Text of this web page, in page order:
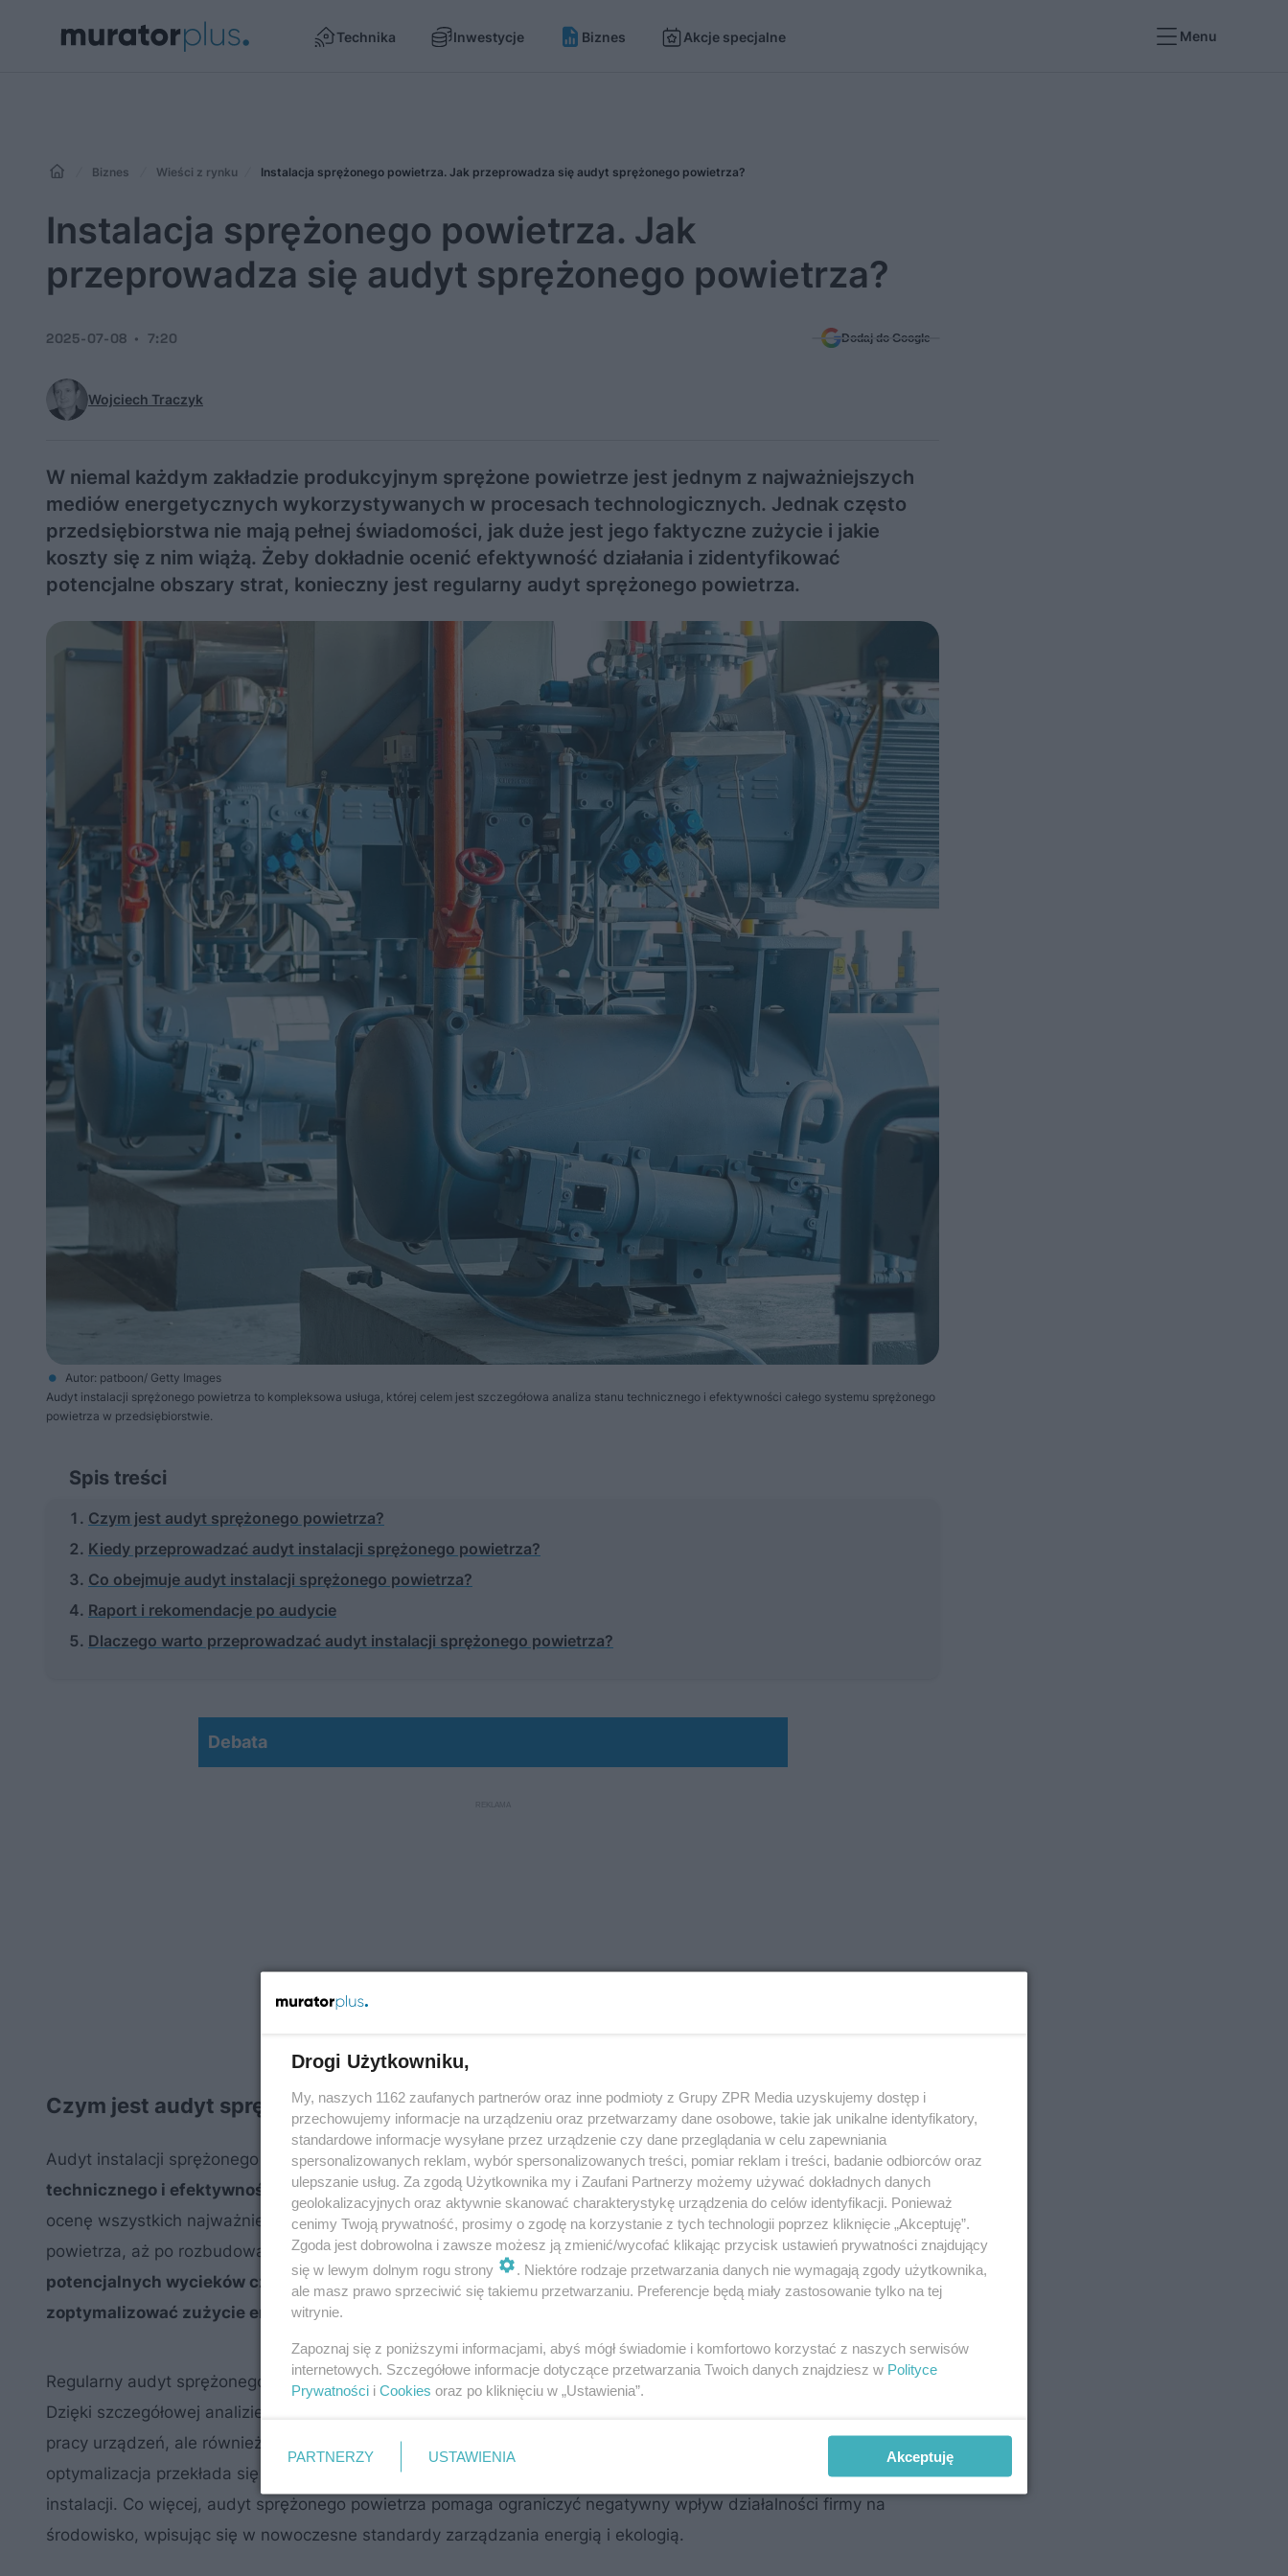
Technika Inwestycje Biznes Akcje specjalne Menu
Biznes Wieści z rynku Instalacja sprężonego powietrza. Jak przeprowadza się audyt sprężonego powietrza?
Instalacja sprężonego powietrza. Jak
przeprowadza się audyt sprężonego powietrza?
Wojciech Traczyk
2025-07-08 7:20 Dodaj do Google
W niemal każdym zakładzie produkcyjnym sprężone powietrze jest jednym z najważniejszych
mediów energetycznych wykorzystywanych w procesach technologicznych. Jednak często
przedsiębiorstwa nie mają pełnej świadomości, jak duże jest jego faktyczne zużycie i jakie
koszty się z nim wiążą. Żeby dokładnie ocenić efektywność działania i zidentyfikować
potencjalne obszary strat, konieczny jest regularny audyt sprężonego powietrza.
Autor: patboon/ Getty Images
Audyt instalacji sprężonego powietrza to kompleksowa usługa, której celem jest szczegółowa analiza stanu technicznego i efektywności całego systemu sprężonego
powietrza w przedsiębiorstwie.
Spis treści
Czym jest audyt sprężonego powietrza?
Kiedy przeprowadzać audyt instalacji sprężonego powietrza?
Co obejmuje audyt instalacji sprężonego powietrza?
Raport i rekomendacje po audycie
Dlaczego warto przeprowadzać audyt instalacji sprężonego powietrza?
Debata
Czym jest audyt sprężonego powietrza?
Audyt instalacji sprężonego powietrza to kompleksowa usługa, której celem jestszczegółowa analiza stanu
technicznego i efektywności całego systemu sprężonego powietrza w przedsiębiorstwie. Proces ten obejmuje
ocenę wszystkich najważniejszych elementów instalacji: od sprężarek, przez systemy uzdatniania i magazynowania
powietrza, aż po rozbudowaną sieć dystrybucji. Audyt sprężonego powietrza pozwala nie tylko nawykrycie
potencjalnych wycieków czy uszkodzeń
, ale także na identyfikację obszarów, w których można
zoptymalizować zużycie energii i ograniczyć koszty eksploatacji
Regularny audyt sprężonego powietrza jest kluczem do efektywnego zarządzania energią i kosztami produkcji.
Dzięki szczegółowej analizie można nie tylko zredukować straty wynikające z nieszczelności czy nieprawidłowej
pracy urządzeń, ale również dostosować parametry systemu do realnych potrzeb zakładu. Odpowiednia
optymalizacja przekłada się na niższe rachunki za energię, mniejsze zużycie komponentów i wyższą niezawodność
instalacji. Co więcej, audyt sprężonego powietrza pomaga ograniczyć negatywny wpływ działalności firmy na
środowisko, wpisując się w nowoczesne standardy zarządzania energią i ekologią.
Drogi Użytkowniku,
My, naszych 1162 zaufanych partnerów oraz inne podmioty z Grupy ZPR Media uzyskujemy dostęp i
przechowujemy informacje na urządzeniu oraz przetwarzamy dane osobowe, takie jak unikalne identyfikatory,
standardowe informacje wysyłane przez urządzenie czy dane przeglądania w celu zapewniania
spersonalizowanych reklam, wybór spersonalizowanych treści, pomiar reklam i treści, badanie odbiorców oraz
ulepszanie usług. Za zgodą Użytkownika my i Zaufani Partnerzy możemy używać dokładnych danych
geolokalizacyjnych oraz aktywnie skanować charakterystykę urządzenia do celów identyfikacji. Ponieważ
cenimy Twoją prywatność, prosimy o zgodę na korzystanie z tych technologii poprzez kliknięcie „Akceptuję”.
Zgoda jest dobrowolna i zawsze możesz ją zmienić/wycofać klikając przycisk ustawień prywatności znajdujący
się w lewym dolnym rogu strony
. Niektóre rodzaje przetwarzania danych nie wymagają zgody użytkownika,
ale masz prawo sprzeciwić się takiemu przetwarzaniu. Preferencje będą miały zastosowanie tylko na tej
witrynie.
Zapoznaj się z poniższymi informacjami, abyś mógł świadomie i komfortowo korzystać z naszych serwisów
internetowych. Szczegółowe informacje dotyczące przetwarzania Twoich danych znajdziesz w Polityce
Prywatności i Cookies oraz po kliknięciu w „Ustawienia”.
PARTNERZY USTAWIENIA Akceptuję